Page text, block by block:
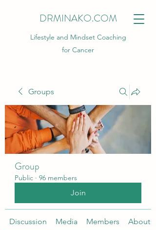
DRMINAKO.COM
Lifestyle and Mindset Coaching
for Cancer
Groups
Group
Public · 96 members
Join
Discussion Media Members About